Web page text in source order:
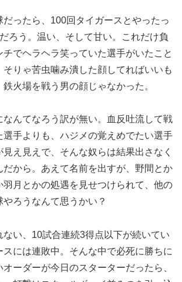
ったら、100回タイガースとやったっ
ろう。温い、そして甘い。これだけ負
チでヘラヘラ笑っていた選手がいたこと
そりゃ苦虫噛み潰した顔してればいいも
火場を戦う男の顔じゃなかった。
なんてなろう訳が無い。血反吐流して戦
選手よりも、ハジメの覚えめでたい選手
え見えで、そんな奴らは結果出さなく
だから。あえて名前を出すが、野間とか
羽月とかの処遇を見せつけられて、他の
ろうなんて思うかい？
ない、10試合連続3得点以下が続いてい
スには連敗中。そんな中で必死に勝ちに
ーダーが今日のスターターだったら、